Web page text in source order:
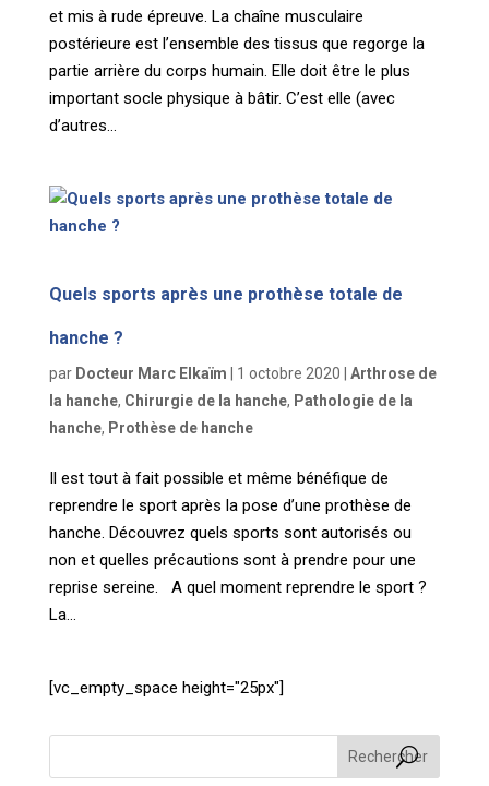
et mis à rude épreuve. La chaîne musculaire
postérieure est l’ensemble des tissus que regorge la
partie arrière du corps humain. Elle doit être le plus
important socle physique à bâtir. C’est elle (avec
d’autres...
Quels sports après une prothèse totale de
hanche ?
par Docteur Marc Elkaïm 1 octobre 2020
Arthrose de
la hanche, Chirurgie de la hanche, Pathologie de la
hanche, Prothèse de hanche
Il est tout à fait possible et même bénéfique de
reprendre le sport après la pose d’une prothèse de
hanche. Découvrez quels sports sont autorisés ou
non et quelles précautions sont à prendre pour une
reprise sereine. A quel moment reprendre le sport ?
La...
[vc_empty_space height="25px"]